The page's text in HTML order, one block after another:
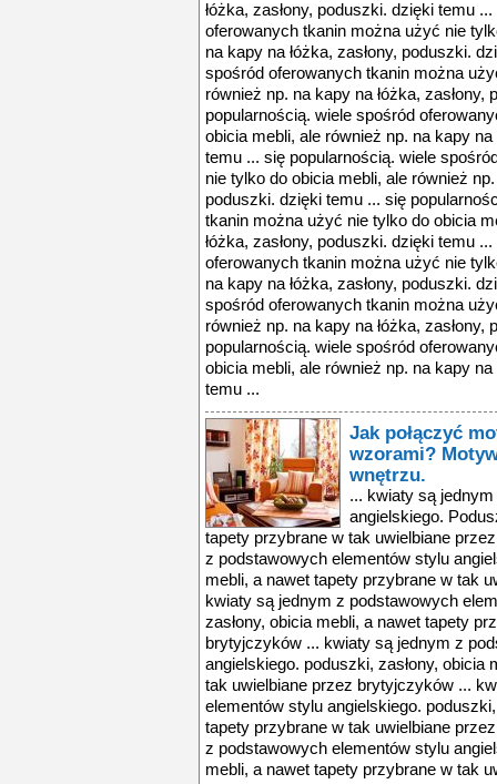
łóżka, zasłony, poduszki. dzięki temu
oferowanych tkanin można użyć nie
na kapy na łóżka, zasłony, poduszki.
spośród oferowanych tkanin można
również np. na kapy na łóżka,
popularnością. wiele spośród
obicia mebli, ale również np. na kapy na
temu ... się popularnością. wiele
nie tylko do obicia mebli, ale również
poduszki. dzięki temu ... się
tkanin można użyć nie tylko do obicia
łóżka, zasłony, poduszki. dzięki temu
oferowanych tkanin można użyć nie
na kapy na łóżka, zasłony, poduszki.
spośród oferowanych tkanin można
również np. na kapy na łóżka,
popularnością. wiele spośród
obicia mebli, ale również np. na kapy na
temu ...
Jak połączyć
wzorami?
wnętrzu.
... kwiaty są
angielskiego.
tapety przybrane w tak uwielbiane
z podstawowych elementów stylu
mebli, a nawet tapety przybrane w tak
kwiaty są jednym z podstawowych
zasłony, obicia mebli, a nawet tapety
brytyjczyków ... kwiaty są jednym z
angielskiego. poduszki, zasłony, obicia
tak uwielbiane przez brytyjczyków ...
elementów stylu angielskiego.
tapety przybrane w tak uwielbiane
z podstawowych elementów stylu
mebli, a nawet tapety przybrane w tak